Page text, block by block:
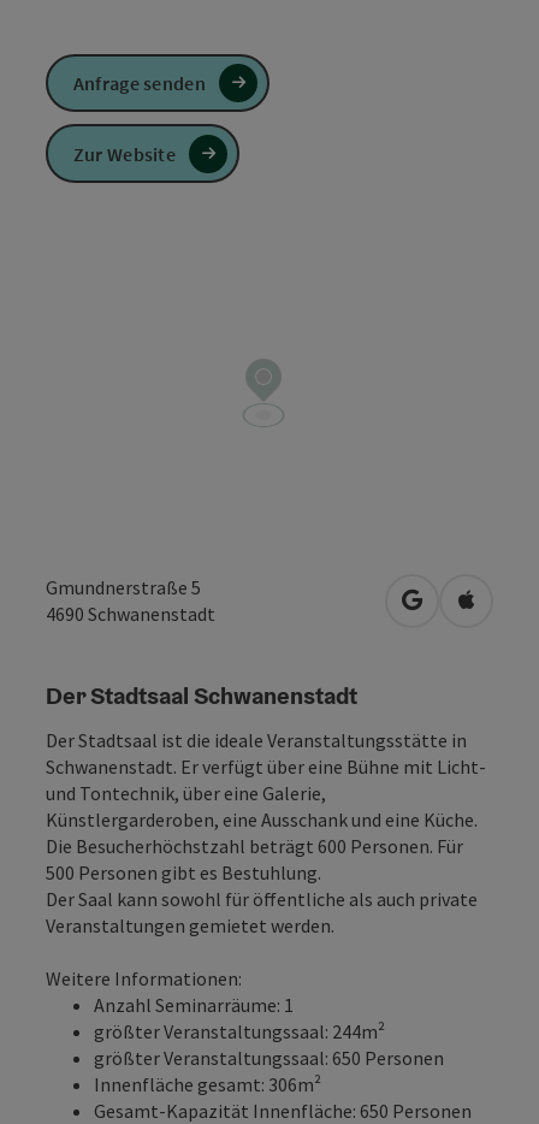
Gmundnerstraße 5
4690 Schwanenstadt in Google
in
Der Stadtsaal Schwanenstadt
Der Stadtsaal ist die ideale Veranstaltungsstätte in
Schwanenstadt. Er verfügt über eine Bühne mit Licht-
und Tontechnik, über eine Galerie,
Künstlergarderoben, eine Ausschank und eine Küche.
Die Besucherhöchstzahl beträgt 600 Personen. Für
500 Personen gibt es Bestuhlung.
Der Saal kann sowohl für öffentliche als auch private
Veranstaltungen gemietet werden.
Weitere Informationen:
Anzahl Seminarräume: 1
größter Veranstaltungssaal: 244m²
größter Veranstaltungssaal: 650 Personen
Innenfläche gesamt: 306m²
Gesamt-Kapazität Innenfläche: 650 Personen
Anfrage senden
Zur Website